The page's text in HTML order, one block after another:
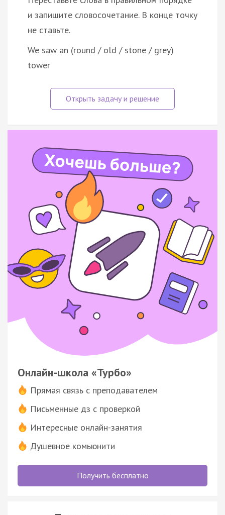
и запишите словосочетание. В конце точку
не ставьте.
We saw an (round / old / stone / grey)
tower
Онлайн-школа «Турбо»
Прямая связь с преподавателем
Письменные дз с проверкой
Интересные онлайн-занятия
Душевное комьюнити
Получить бесплатно